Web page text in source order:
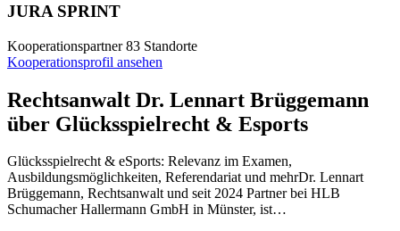
JURA SPRINT
Kooperationspartner 83 Standorte
Kooperationsprofil ansehen
Rechtsanwalt Dr. Lennart Brüggemann
über Glücksspielrecht & Esports
Glücksspielrecht & eSports: Relevanz im Examen,
Ausbildungsmöglichkeiten, Referendariat und mehrDr. Lennart
Brüggemann, Rechtsanwalt und seit 2024 Partner bei HLB
Schumacher Hallermann GmbH in Münster, ist…